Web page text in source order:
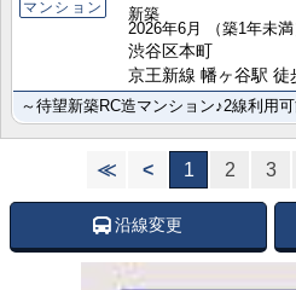
マンション
新築
2026年6月
（築1年未満
渋谷区本町
京王新線 幡ヶ谷駅 徒
～待望新築RC造マンション♪2線利用
≪ < 1 2 3
沿線変更